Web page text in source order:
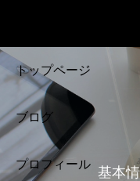
トップページ
ブログ
プロフィール 基本